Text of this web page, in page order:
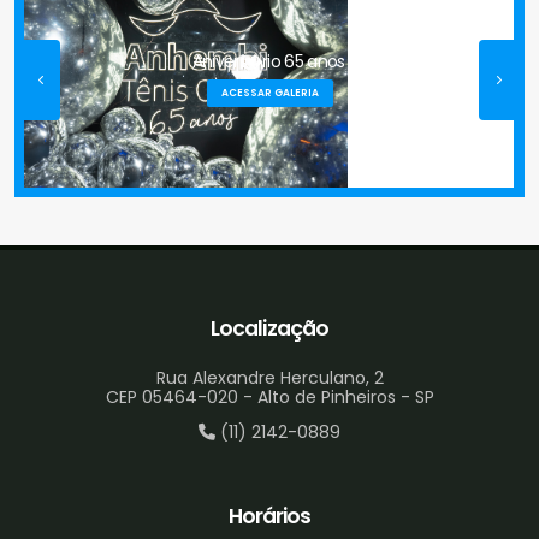
14h50 - Sala de Dança
Jazz
15h00 - Oswaldo Moles
Escola de Esportes
Vôlei
15h35 - Oswaldo Moles
Escola de Esportes
Anivers�rio 65 anos
ACESSAR GALERIA
Localização
Rua Alexandre Herculano, 2
CEP 05464-020 - Alto de Pinheiros - SP
(11) 2142-0889
Horários